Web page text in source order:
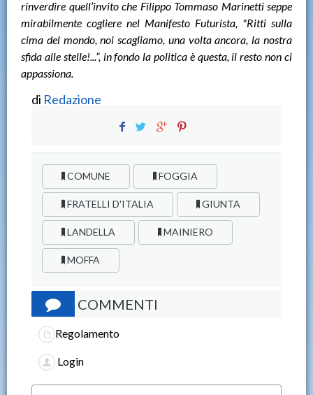
rinverdire quell’invito che Filippo Tommaso Marinetti seppe
mirabilmente cogliere nel Manifesto Futurista, "Ritti sulla
cima del mondo, noi scagliamo, una volta ancora, la nostra
sfida alle stelle!...”, in fondo la politica è questa, il resto non ci
appassiona.
di Redazione
COMUNE FOGGIA
FRATELLI D'ITALIA GIUNTA
LANDELLA MAINIERO
MOFFA
COMMENTI
Regolamento
Login